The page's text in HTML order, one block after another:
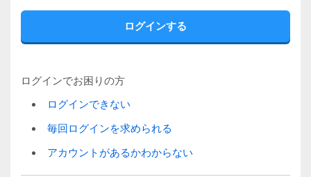
ログインでお困りの方
ログインできない
毎回ログインを求められる
アカウントがあるかわからない